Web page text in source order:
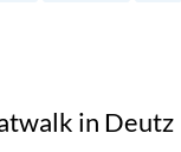
in Deutz